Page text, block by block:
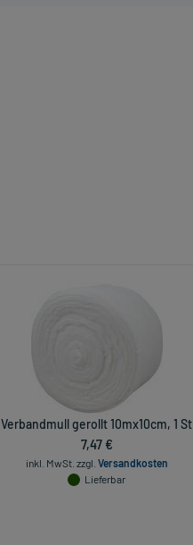
Verbandmull gerollt 10mx10cm, 1 St
7,47 €
inkl. MwSt. zzgl. Versandkosten
Lieferbar